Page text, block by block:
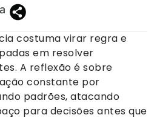
costuma virar regra e
em resolver
A reflexão é sobre
constante por
padrões, atacando
para decisões antes que